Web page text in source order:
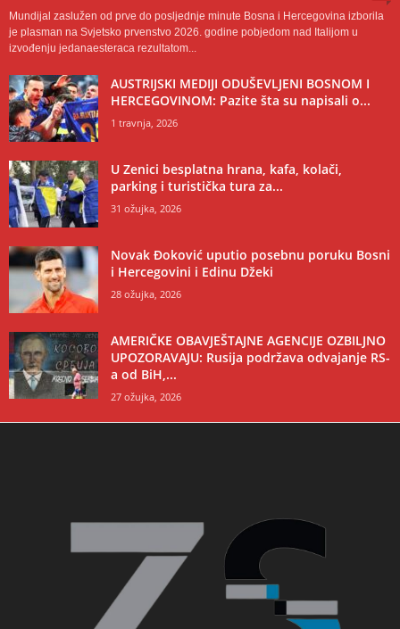
Mundijal zaslužen od prve do posljednje minute Bosna i Hercegovina izborila
je plasman na Svjetsko prvenstvo 2026. godine pobjedom nad Italijom u
izvođenju jedanaesteraca rezultatom...
AUSTRIJSKI MEDIJI ODUŠEVLJENI BOSNOM I
HERCEGOVINOM: Pazite šta su napisali o...
1 travnja, 2026
U Zenici besplatna hrana, kafa, kolači,
parking i turistička tura za...
31 ožujka, 2026
Novak Đoković uputio posebnu poruku Bosni
i Hercegovini i Edinu Džeki
28 ožujka, 2026
AMERIČKE OBAVJEŠTAJNE AGENCIJE OZBILJNO
UPOZORAVAJU: Rusija podržava odvajanje RS-
a od BiH,...
27 ožujka, 2026